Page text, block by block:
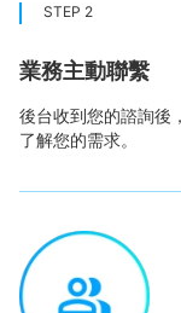
STEP 2
業務主動聯繫
後台收到您的諮詢後
了解您的需求。